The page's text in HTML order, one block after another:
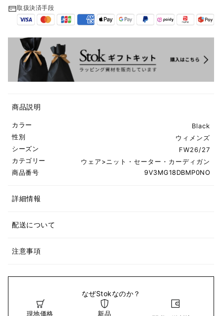
取扱決済手段
商品説明
カラー
Black
性別
ウィメンズ
シーズン
FW26/27
カテゴリー
ウェア>ニット・セーター・カーディガン
商品番号
9V3MG18DBMP0NO
詳細情報
配送について
注意事項
なぜStokなのか？
現地価格
新品